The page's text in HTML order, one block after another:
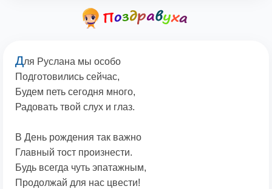
Для Руслана мы особо
Подготовились сейчас,
Будем петь сегодня много,
Радовать твой слух и глаз.
В День рождения так важно
Главный тост произнести.
Будь всегда чуть эпатажным,
Продолжай для нас цвести!